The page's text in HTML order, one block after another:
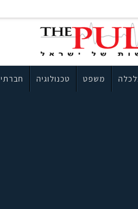
משפט טכנולוגיה חברתי